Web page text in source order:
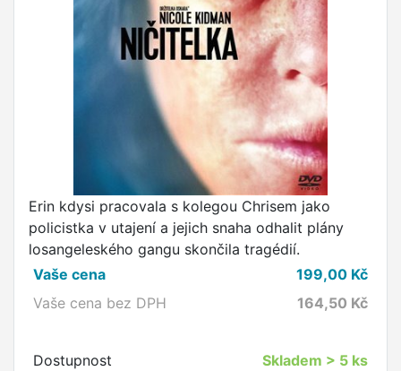
Erin kdysi pracovala s kolegou Chrisem jako
policistka v utajení a jejich snaha odhalit plány
losangeleského gangu skončila tragédií.
Vaše cena
199,00 Kč
Vaše cena bez DPH
164,50 Kč
Dostupnost Skladem > 5 ks